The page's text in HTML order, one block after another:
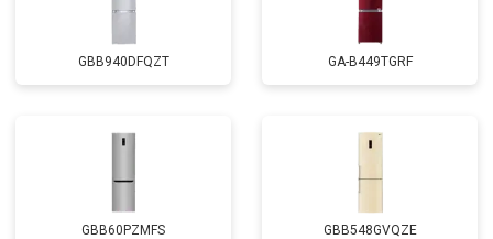
GBB940DFQZT GA-B449TGRF
GBB60PZMFS GBB548GVQZE